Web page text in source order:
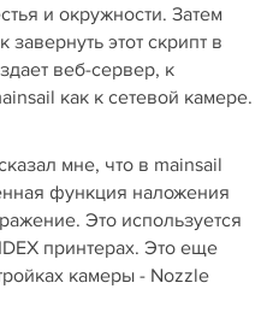
и окружности. Затем
этот скрипт в
веб-сервер, к
как к сетевой камере.
мне, что в mainsail
функция наложения
Это используется
принтерах. Это еще
камеры - Nozzle